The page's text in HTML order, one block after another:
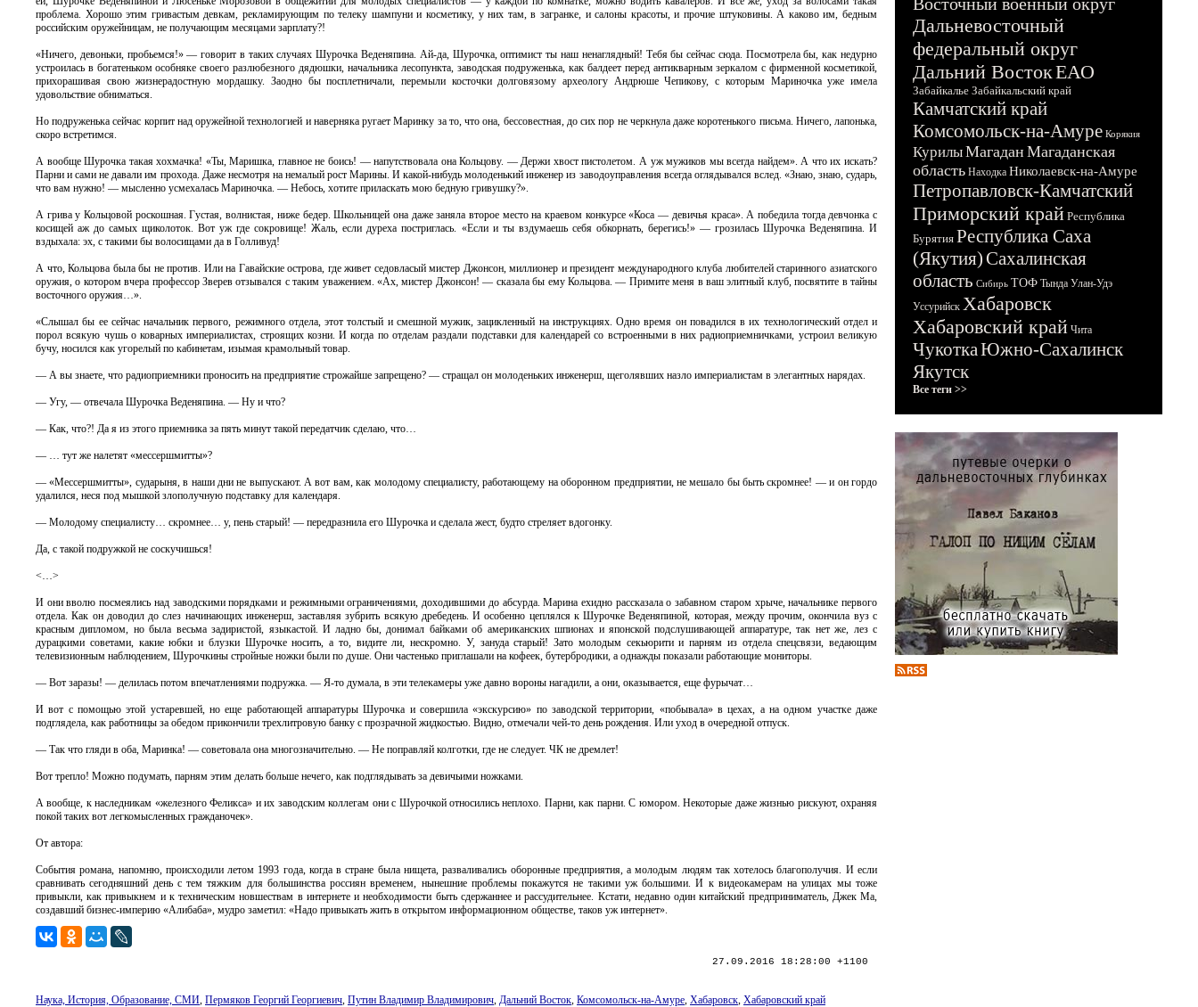
проблема. Хорошо этим гривастым девкам, рекламирующим по телеку шампуни и косметику, у них там, в загранке, и салоны красоты, и прочие штуковины. А каково им, бедным
российским оружейницам, не получающим месяцами зарплату?!
«Ничего, девоньки, пробьемся!» — говорит в таких случаях Шурочка Веденяпина. Ай-да, Шурочка, оптимист ты наш ненаглядный! Тебя бы сейчас сюда. Посмотрела бы, как недурно
устроилась в богатеньком особняке своего разлюбезного дядюшки, начальника лесопункта, заводская подруженька, как балдеет перед антикварным зеркалом с фирменной косметикой,
прихорашивая свою жизнерадостную мордашку. Заодно бы посплетничали, перемыли косточки долговязому археологу Андрюше Чепикову, с которым Мариночка уже имела
удовольствие обниматься.
Но подруженька сейчас корпит над оружейной технологией и наверняка ругает Маринку за то, что она, бессовестная, до сих пор не черкнула даже коротенького письма. Ничего, лапонька,
скоро встретимся.
А вообще Шурочка такая хохмачка! «Ты, Маришка, главное не боись! — напутствовала она Кольцову. — Держи хвост пистолетом. А уж мужиков мы всегда найдем». А что их искать?
Парни и сами не давали им прохода. Даже несмотря на немалый рост Марины. И какой-нибудь молоденький инженер из заводоуправления всегда оглядывался вслед. «Знаю, знаю, сударь,
что вам нужно! — мысленно усмехалась Мариночка. — Небось, хотите приласкать мою бедную гривушку?».
А грива у Кольцовой роскошная. Густая, волнистая, ниже бедер. Школьницей она даже заняла второе место на краевом конкурсе «Коса — девичья краса». А победила тогда девчонка с
косищей аж до самых щиколоток. Вот уж где сокровище! Жаль, если дуреха постриглась. «Если и ты вздумаешь себя обкорнать, берегись!» — грозилась Шурочка Веденяпина. И
вздыхала: эх, с такими бы волосищами да в Голливуд!
А что, Кольцова была бы не против. Или на Гавайские острова, где живет седовласый мистер Джонсон, миллионер и президент международного клуба любителей старинного азиатского
оружия, о котором вчера профессор Зверев отзывался с таким уважением. «Ах, мистер Джонсон! — сказала бы ему Кольцова. — Примите меня в ваш элитный клуб, посвятите в тайны
восточного оружия…».
«Слышал бы ее сейчас начальник первого, режимного отдела, этот толстый и смешной мужик, зацикленный на инструкциях. Одно время он повадился в их технологический отдел и
порол всякую чушь о коварных империалистах, строящих козни. И когда по отделам раздали подставки для календарей со встроенными в них радиоприемничками, устроил великую
бучу, носился как угорелый по кабинетам, изымая крамольный товар.
— А вы знаете, что радиоприемники проносить на предприятие строжайше запрещено? — стращал он молоденьких инженерш, щеголявших назло империалистам в элегантных нарядах.
— Угу, — отвечала Шурочка Веденяпина. — Ну и что?
— Как, что?! Да я из этого приемника за пять минут такой передатчик сделаю, что…
— … тут же налетят «мессершмитты»?
— «Мессершмитты», сударыня, в наши дни не выпускают. А вот вам, как молодому специалисту, работающему на оборонном предприятии, не мешало бы быть скромнее! — и он гордо
удалился, неся под мышкой злополучную подставку для календаря.
— Молодому специалисту… скромнее… у, пень старый! — передразнила его Шурочка и сделала жест, будто стреляет вдогонку.
Да, с такой подружкой не соскучишься!
<…>
И они вволю посмеялись над заводскими порядками и режимными ограничениями, доходившими до абсурда. Марина ехидно рассказала о забавном старом хрыче, начальнике первого
отдела. Как он доводил до слез начинающих инженерш, заставляя зубрить всякую дребедень. И особенно цеплялся к Шурочке Веденяпиной, которая, между прочим, окончила вуз с
красным дипломом, но была весьма задиристой, языкастой. И ладно бы, донимал байками об американских шпионах и японской подслушивающей аппаратуре, так нет же, лез с
дурацкими советами, какие юбки и блузки Шурочке носить, а то, видите ли, нескромно. У, зануда старый! Зато молодым секьюрити и парням из отдела спецсвязи, ведающим
телевизионным наблюдением, Шурочкины стройные ножки были по душе. Они частенько приглашали на кофеек, бутербродики, а однажды показали работающие мониторы.
— Вот заразы! — делилась потом впечатлениями подружка. — Я-то думала, в эти телекамеры уже давно вороны нагадили, а они, оказывается, еще фурычат…
И вот с помощью этой устаревшей, но еще работающей аппаратуры Шурочка и совершила «экскурсию» по заводской территории, «побывала» в цехах, а на одном участке даже
подглядела, как работницы за обедом прикончили трехлитровую банку с прозрачной жидкостью. Видно, отмечали чей-то день рождения. Или уход в очередной отпуск.
— Так что гляди в оба, Маринка! — советовала она многозначительно. — Не поправляй колготки, где не следует. ЧК не дремлет!
Вот трепло! Можно подумать, парням этим делать больше нечего, как подглядывать за девичьими ножками.
А вообще, к наследникам «железного Феликса» и их заводским коллегам они с Шурочкой относились неплохо. Парни, как парни. С юмором. Некоторые даже жизнью рискуют, охраняя
покой таких вот легкомысленных гражданочек».
От автора:
События романа, напомню, происходили летом 1993 года, когда в стране была нищета, разваливались оборонные предприятия, а молодым людям так хотелось благополучия. И если
сравнивать сегодняшний день с тем тяжким для большинства россиян временем, нынешние проблемы покажутся не такими уж большими. И к видеокамерам на улицах мы тоже
привыкли, как привыкнем и к техническим новшествам в интернете и необходимости быть сдержаннее и рассудительнее. Кстати, недавно один китайский предприниматель, Джек Ма,
создавший бизнес-империю «Алибаба», мудро заметил: «Надо привыкать жить в открытом информационном обществе, таков уж интернет».
27.09.2016 18:28:00 +1100
Наука, История, Образование, СМИ, Пермяков Георгий Георгиевич, Путин Владимир Владимирович, Дальний Восток, Комсомольск-на-Амуре, Хабаровск, Хабаровский край
Дальневосточный
федеральный округ
Дальний ВостокЕАО
Забайкалье Забайкальский край
Камчатский край
Комсомольск-на-Амуре Корякия
КурилыМагадан Магаданская
область Находка Николаевск-на-Амуре
Петропавловск-Камчатский
Приморский край Республика
Бурятия Республика Саха
(Якутия)Сахалинская
область Сибирь ТОФ Тында Улан-Удэ
Уссурийск Хабаровск
Хабаровский край Чита
ЧукоткаЮжно-Сахалинск
Якутск
Все теги >>